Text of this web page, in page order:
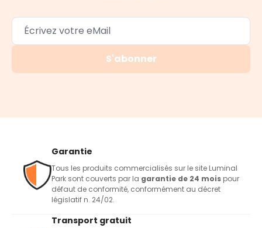
S'abonner
Garantie
Tous les produits commercialisés sur le site Luminal
Park sont couverts par la garantie de 24 mois pour
défaut de conformité, conformément au décret
législatif n. 24/02.
Transport gratuit